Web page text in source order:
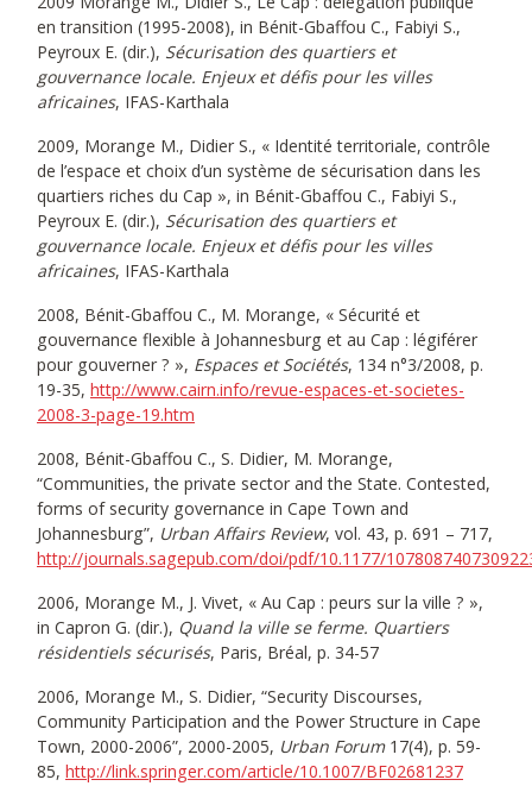
en transition (1995-2008), in Bénit-Gbaffou C., Fabiyi S.,
Peyroux E. (dir.), Sécurisation des quartiers et
gouvernance locale. Enjeux et défis pour les villes
africaines, IFAS-Karthala
2009, Morange M., Didier S., « Identité territoriale, contrôle
de l’espace et choix d’un système de sécurisation dans les
quartiers riches du Cap », in Bénit-Gbaffou C., Fabiyi S.,
Peyroux E. (dir.), Sécurisation des quartiers et
gouvernance locale. Enjeux et défis pour les villes
africaines, IFAS-Karthala
2008, Bénit-Gbaffou C., M. Morange, « Sécurité et
gouvernance flexible à Johannesburg et au Cap : légiférer
pour gouverner ? », Espaces et Sociétés, 134 n°3/2008, p.
19-35, http://www.cairn.info/revue-espaces-et-societes-
2008-3-page-19.htm
2008, Bénit-Gbaffou C., S. Didier, M. Morange,
“Communities, the private sector and the State. Contested,
forms of security governance in Cape Town and
Johannesburg”, Urban Affairs Review, vol. 43, p. 691 – 717,
http://journals.sagepub.com/doi/pdf/10.1177/
2006, Morange M., J. Vivet, « Au Cap : peurs sur la ville ? »,
in Capron G. (dir.), Quand la ville se ferme. Quartiers
résidentiels sécurisés, Paris, Bréal, p. 34-57
2006, Morange M., S. Didier, “Security Discourses,
Community Participation and the Power Structure in Cape
Town, 2000-2006”, 2000-2005, Urban Forum17(4), p. 59-
85, http://link.springer.com/article/10.1007/BF02681237